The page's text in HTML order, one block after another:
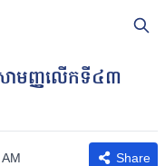
ជុំសាមញ្ញលើកទី៤៣
Share